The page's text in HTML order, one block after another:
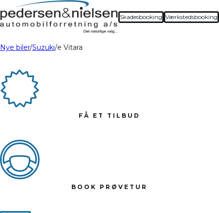
Skadesbooking Værkstedsbooking
Nye biler Suzuki e Vitara
FÅ ET TILBUD
BOOK PRØVETUR